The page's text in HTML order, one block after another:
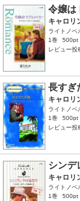
令嬢は
キャロリ
ライトノベ
1巻
500pt
レビュー投
長すぎ
キャロリ
ライトノベ
1巻
500pt
レビュー投
シンデ
キャロリ
ライトノベ
1巻
500pt